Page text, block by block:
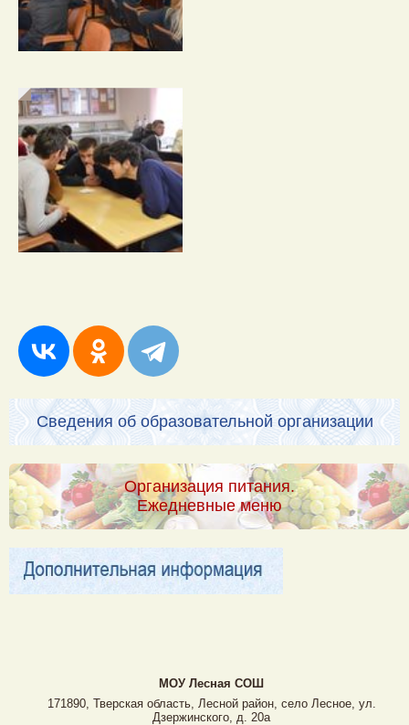
Сведения об образовательной организации
Организация питания.
Ежедневные меню
МОУ Лесная CОШ
171890, Тверская область, Лесной район, село Лесное, ул.
Дзержинского, д. 20а